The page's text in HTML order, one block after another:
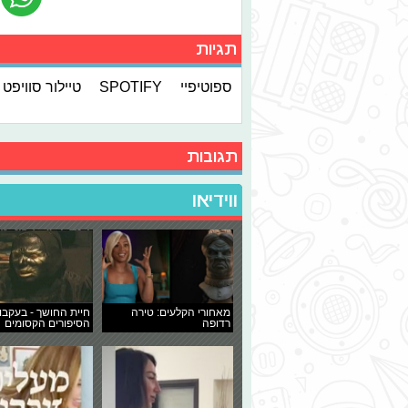
תגיות
ספוטיפיי SPOTIFY טיילור סוויפט
תגובות
ווידיאו
מאחורי הקלעים: טירה
רדופה
חיית החושך -
הסיפורים הקסומים